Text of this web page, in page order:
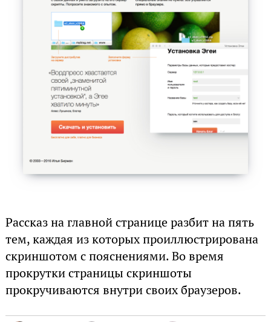
Рассказ на главной странице разбит на пять
тем, каждая из которых проиллюстрирована
скриншотом с пояснениями. Во время
прокрутки страницы скриншоты
прокручиваются внутри своих браузеров.